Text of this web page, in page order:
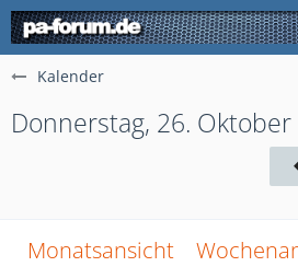
Kalender
Donnerstag, 26.
Monatsansicht